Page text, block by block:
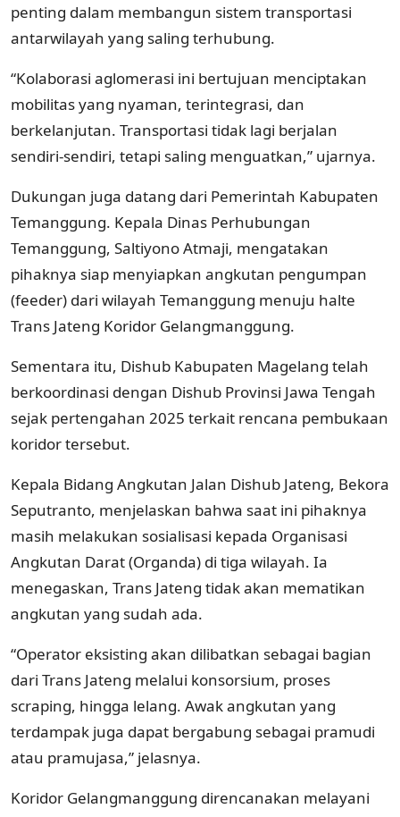
penting dalam membangun sistem transportasi
antarwilayah yang saling terhubung.
“Kolaborasi aglomerasi ini bertujuan menciptakan
mobilitas yang nyaman, terintegrasi, dan
berkelanjutan. Transportasi tidak lagi berjalan
sendiri-sendiri, tetapi saling menguatkan,” ujarnya.
Dukungan juga datang dari Pemerintah Kabupaten
Temanggung. Kepala Dinas Perhubungan
Temanggung, Saltiyono Atmaji, mengatakan
pihaknya siap menyiapkan angkutan pengumpan
(feeder) dari wilayah Temanggung menuju halte
Trans Jateng Koridor Gelangmanggung.
Sementara itu, Dishub Kabupaten Magelang telah
berkoordinasi dengan Dishub Provinsi Jawa Tengah
sejak pertengahan 2025 terkait rencana pembukaan
koridor tersebut.
Kepala Bidang Angkutan Jalan Dishub Jateng, Bekora
Seputranto, menjelaskan bahwa saat ini pihaknya
masih melakukan sosialisasi kepada Organisasi
Angkutan Darat (Organda) di tiga wilayah. Ia
menegaskan, Trans Jateng tidak akan mematikan
angkutan yang sudah ada.
“Operator eksisting akan dilibatkan sebagai bagian
dari Trans Jateng melalui konsorsium, proses
scraping, hingga lelang. Awak angkutan yang
terdampak juga dapat bergabung sebagai pramudi
atau pramujasa,” jelasnya.
Koridor Gelangmanggung direncanakan melayani